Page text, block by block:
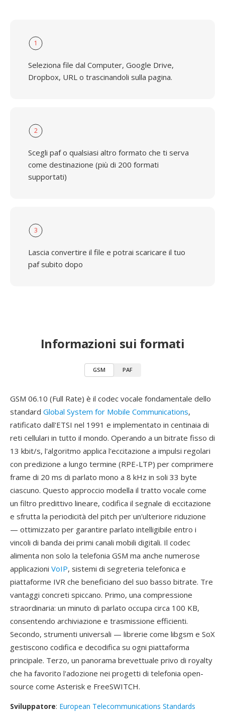
1
Seleziona file dal Computer, Google Drive,
Dropbox, URL o trascinandoli sulla pagina.
2
Scegli paf o qualsiasi altro formato che ti serva
come destinazione (più di 200 formati
supportati)
3
Lascia convertire il file e potrai scaricare il tuo
paf subito dopo
Informazioni sui formati
GSM PAF
GSM 06.10 (Full Rate) è il codec vocale fondamentale dello
standard Global System for Mobile Communications,
ratificato dall'ETSI nel 1991 e implementato in centinaia di
reti cellulari in tutto il mondo. Operando a un bitrate fisso di
13 kbit/s, l'algoritmo applica l'eccitazione a impulsi regolari
con predizione a lungo termine (RPE-LTP) per comprimere
frame di 20 ms di parlato mono a 8 kHz in soli 33 byte
ciascuno. Questo approccio modella il tratto vocale come
un filtro predittivo lineare, codifica il segnale di eccitazione
e sfrutta la periodicità del pitch per un'ulteriore riduzione
— ottimizzato per garantire parlato intelligibile entro i
vincoli di banda dei primi canali mobili digitali. Il codec
alimenta non solo la telefonia GSM ma anche numerose
applicazioni VoIP, sistemi di segreteria telefonica e
piattaforme IVR che beneficiano del suo basso bitrate. Tre
vantaggi concreti spiccano. Primo, una compressione
straordinaria: un minuto di parlato occupa circa 100 KB,
consentendo archiviazione e trasmissione efficienti.
Secondo, strumenti universali — librerie come libgsm e SoX
gestiscono codifica e decodifica su ogni piattaforma
principale. Terzo, un panorama brevettuale privo di royalty
che ha favorito l'adozione nei progetti di telefonia open-
source come Asterisk e FreeSWITCH.
Sviluppatore: European Telecommunications Standards